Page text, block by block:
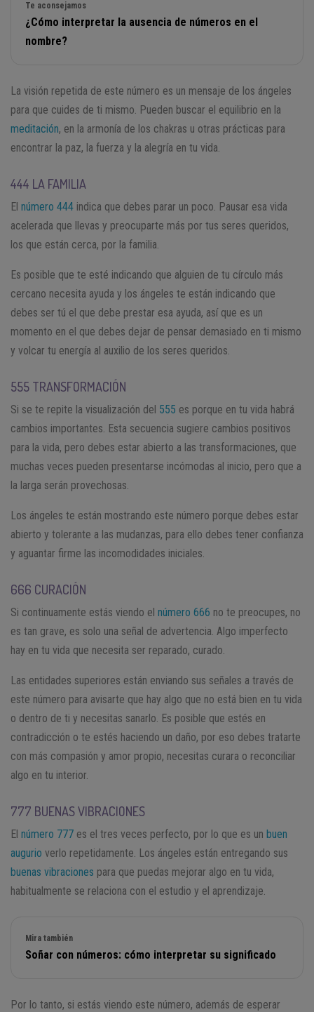
Te aconsejamos
¿Cómo interpretar la ausencia de números en el
nombre?
La visión repetida de este número es un mensaje de los ángeles
para que cuides de ti mismo. Pueden buscar el equilibrio en la
meditación, en la armonía de los chakras u otras prácticas para
encontrar la paz, la fuerza y la alegría en tu vida.
444 LA FAMILIA
El número 444 indica que debes parar un poco. Pausar esa vida
acelerada que llevas y preocuparte más por tus seres queridos,
los que están cerca, por la familia.
Es posible que te esté indicando que alguien de tu círculo más
cercano necesita ayuda y los ángeles te están indicando que
debes ser tú el que debe prestar esa ayuda, así que es un
momento en el que debes dejar de pensar demasiado en ti mismo
y volcar tu energía al auxilio de los seres queridos.
555 TRANSFORMACIÓN
Si se te repite la visualización del 555 es porque en tu vida habrá
cambios importantes. Esta secuencia sugiere cambios positivos
para la vida, pero debes estar abierto a las transformaciones, que
muchas veces pueden presentarse incómodas al inicio, pero que a
la larga serán provechosas.
Los ángeles te están mostrando este número porque debes estar
abierto y tolerante a las mudanzas, para ello debes tener confianza
y aguantar firme las incomodidades iniciales.
666 CURACIÓN
Si continuamente estás viendo el número 666 no te preocupes, no
es tan grave, es solo una señal de advertencia. Algo imperfecto
hay en tu vida que necesita ser reparado, curado.
Las entidades superiores están enviando sus señales a través de
este número para avisarte que hay algo que no está bien en tu vida
o dentro de ti y necesitas sanarlo. Es posible que estés en
contradicción o te estés haciendo un daño, por eso debes tratarte
con más compasión y amor propio, necesitas curara o reconciliar
algo en tu interior.
777 BUENAS VIBRACIONES
El número 777 es el tres veces perfecto, por lo que es un buen
augurio verlo repetidamente. Los ángeles están entregando sus
buenas vibraciones para que puedas mejorar algo en tu vida,
habitualmente se relaciona con el estudio y el aprendizaje.
Mira también
Soñar con números: cómo interpretar su significado
Por lo tanto, si estás viendo este número, además de esperar